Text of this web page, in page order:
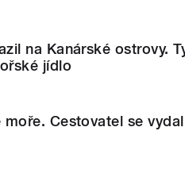
na Kanárské ostrovy.
jídlo
moře. Cestovatel se